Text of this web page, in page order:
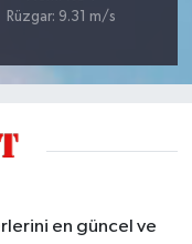
Rüzgar: 9.31 m/s
en güncel ve